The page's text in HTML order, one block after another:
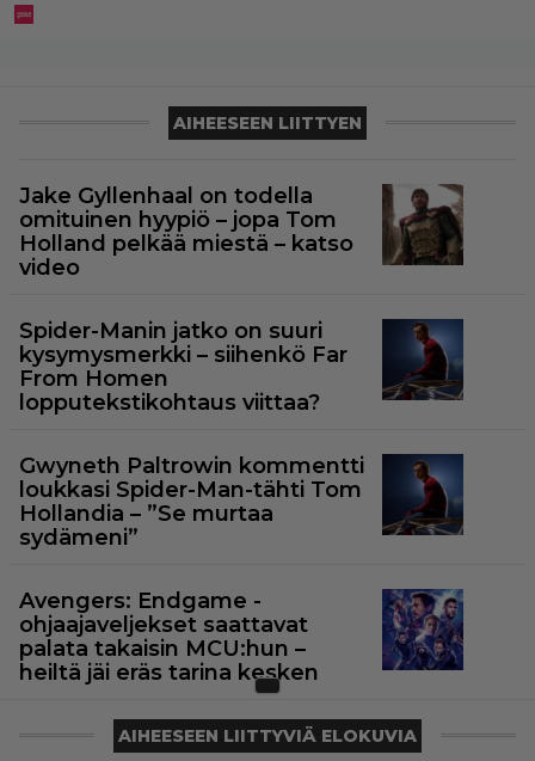
AIHEESEEN LIITTYEN
Jake Gyllenhaal on todella
omituinen hyypiö – jopa Tom
Holland pelkää miestä – katso
video
Spider-Manin jatko on suuri
kysymysmerkki – siihenkö Far
From Homen
lopputekstikohtaus viittaa?
Gwyneth Paltrowin kommentti
loukkasi Spider-Man-tähti Tom
Hollandia – ”Se murtaa
sydämeni”
Avengers: Endgame -
ohjaajaveljekset saattavat
palata takaisin MCU:hun –
heiltä jäi eräs tarina kesken
AIHEESEEN LIITTYVIÄ ELOKUVIA